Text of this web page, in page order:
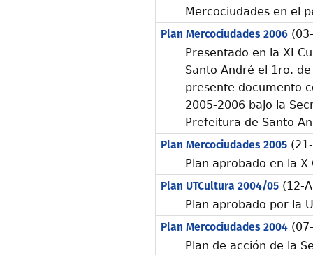
Mercociudades en el
Plan Mercociudades 2006
Presentado en la XI
Santo André el 1ro.
presente documento
2005-2006 bajo la
Prefeitura de Santo
Plan Mercociudades 2005(21-
Plan aprobado en la
Plan UTCultura 2004/05(12-
Plan aprobado por la
Plan Mercociudades 2004
Plan de acción de la